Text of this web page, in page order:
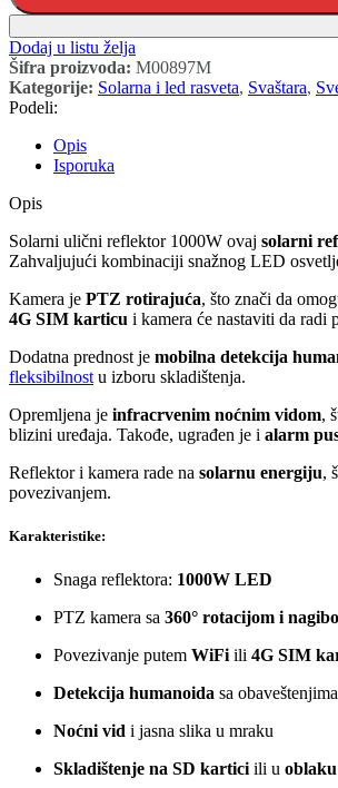
Dodaj u listu želja
Šifra proizvoda: M00897M
Kategorije: Solarna i led rasveta, Svaštara,
Podeli:
Opis
Isporuka
Opis
Solarni ulični reflektor 1000W ovaj solarni
Zahvaljujući kombinaciji snažnog LED
Kamera je PTZ rotirajuća, što znači da
4G SIM karticu i kamera će nastaviti da radi
Dodatna prednost je mobilna detekcija
fleksibilnost u izboru skladištenja.
Opremljena je infracrvenim noćnim vidom,
blizini uređaja. Takođe, ugrađen je i alarm
Reflektor i kamera rade na solarnu energiju,
povezivanjem.
Karakteristike:
Snaga reflektora: 1000W LED
PTZ kamera sa 360° rotacijom i
Povezivanje putem WiFi ili 4G SIM
Detekcija humanoida sa
Noćni vid i jasna slika u mraku
Skladištenje na SD kartici ili u oblaku